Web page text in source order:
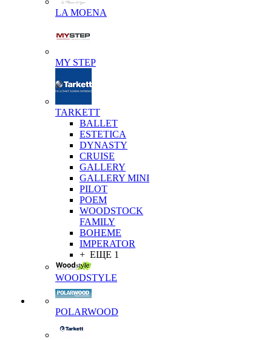
LA MOENA
MY STEP
TARKETT
BALLET
ESTETICA
DYNASTY
CRUISE
GALLERY
GALLERY MINI
PILOT
POEM
WOODSTOCK
FAMILY
BOHEME
IMPERATOR
+ ЕЩЕ 1
WOODSTYLE
POLARWOOD